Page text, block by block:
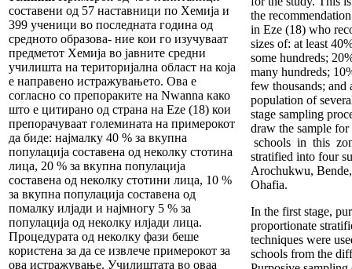
составени од 57 наставници по Хемија и
399 ученици во последната година од
средното образова- ние кои го изучуваат
предметот Хемија во јавните средни
училишта на територијална област на која
е направено истражувањето. Ова е
согласно сo препораките на Nwanna како
што е цитирано од страна на Eze (18) кои
препорачуваат големината на примерокот
да биде: најмалку 40 % за вкупна
популација составена од неколку стотина
лица, 20 % за вкупна популација
составена од неколку стотини лица, 10 %
за вкупна популација составена од
помалку илјади и најмногу 5 % за
популација од неколку илјади лица.
Процедурата од неколку фази беше
користена за да се извлече примерокот за
ова истражување. Училиштата во оваа
the
in Eze (18) who
sizes of: at least
some hundreds;
many hundreds;
few thousands; and
population of
stage sampling
draw the sample
schools in this
stratified into four
Arochukwu,
Ohafia.
In the first stage,
proportionate
techniques were
schools from the